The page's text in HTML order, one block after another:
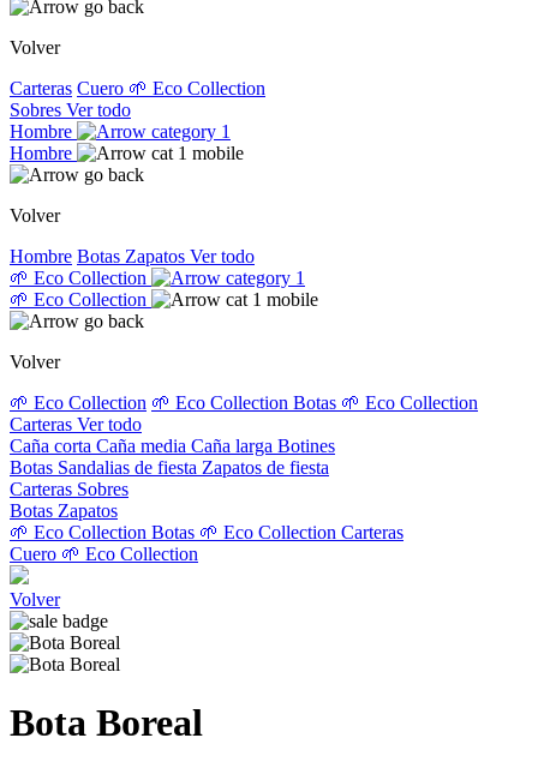
Volver
Carteras Cuero 🌱 Eco Collection
Sobres Ver todo
Hombre
Hombre
Volver
Hombre Botas Zapatos Ver todo
🌱 Eco Collection
🌱 Eco Collection
Volver
🌱 Eco Collection 🌱 Eco Collection Botas 🌱 Eco Collection
Carteras Ver todo
Caña corta Caña media Caña larga Botines
Botas Sandalias de fiesta Zapatos de fiesta
Carteras Sobres
Botas Zapatos
🌱 Eco Collection Botas 🌱 Eco Collection Carteras
Cuero 🌱 Eco Collection
Volver
Bota Boreal